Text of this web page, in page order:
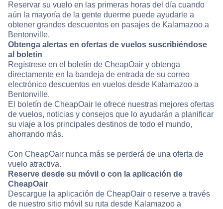
Reservar su vuelo en las primeras horas del día cuando
aún la mayoría de la gente duerme puede ayudarle a
obtener grandes descuentos en pasajes de Kalamazoo a
Bentonville.
Obtenga alertas en ofertas de vuelos suscribiéndose
al boletín
Regístrese en el boletín de CheapOair y obtenga
directamente en la bandeja de entrada de su correo
electrónico descuentos en vuelos desde Kalamazoo a
Bentonville.
El boletín de CheapOair le ofrece nuestras mejores ofertas
de vuelos, noticias y consejos que lo ayudarán a planificar
su viaje a los principales destinos de todo el mundo,
ahorrando más.
Con CheapOair nunca más se perderá de una oferta de
vuelo atractiva.
Reserve desde su móvil o con la aplicación de
CheapOair
Descargue la aplicación de CheapOair o reserve a través
de nuestro sitio móvil su ruta desde Kalamazoo a